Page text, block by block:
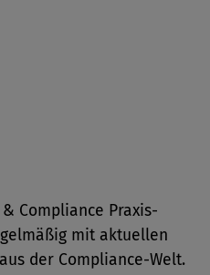
Compliance Praxis-
mit aktuellen
der Compliance-Welt.